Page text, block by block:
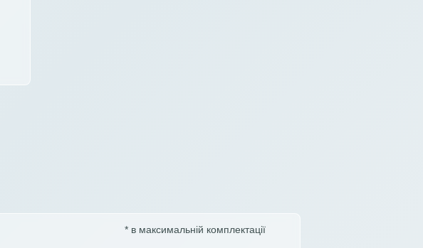
* в максимальній комплектації